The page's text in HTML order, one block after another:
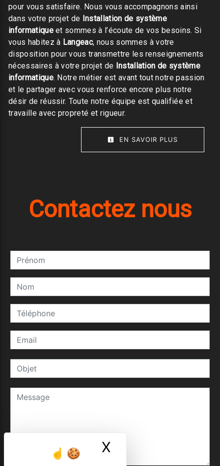
X
pour vous satisfaire. Nous vous accompagnons ainsi
dans votre projet de Installation de système
informatiqueet sommes à l’écoute de vos besoins. Si
vous habitez à Langeac, nous sommes à votre
disposition pour vous transmettre les renseignements
nécessaires à votre projet de Installation de système
informatique. Notre métier est avant tout notre passion
et le partager avec vous renforce encore plus notre
désir de réussir. Toute notre équipe est qualifiée et
travaille avec propreté et rigueur.
EN SAVOIR PLUS
Contactez nous